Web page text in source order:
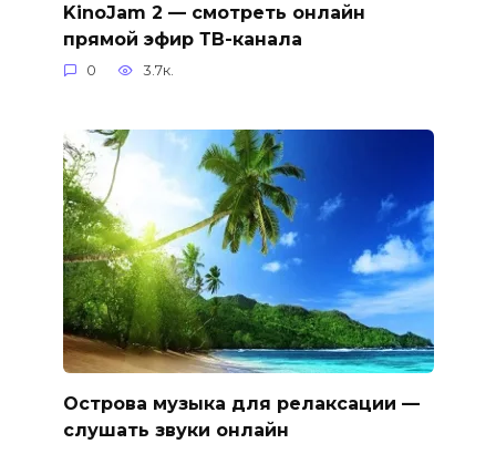
KinoJam 2 — смотреть онлайн
прямой эфир ТВ-канала
0 3.7к.
Острова музыка для релаксации —
слушать звуки онлайн